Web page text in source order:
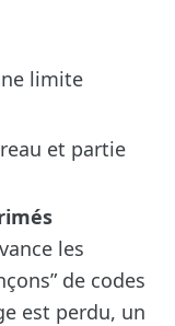
limite
et partie
les
de codes
est perdu, un